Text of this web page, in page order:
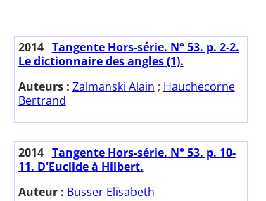
2014 Tangente Hors-série. N° 53. p. 2-2.
Le dictionnaire des angles (1).
Auteurs : Zalmanski Alain ; Hauchecorne
Bertrand
2014 Tangente Hors-série. N° 53. p. 10-
11. D'Euclide à Hilbert.
Auteur : Busser Elisabeth